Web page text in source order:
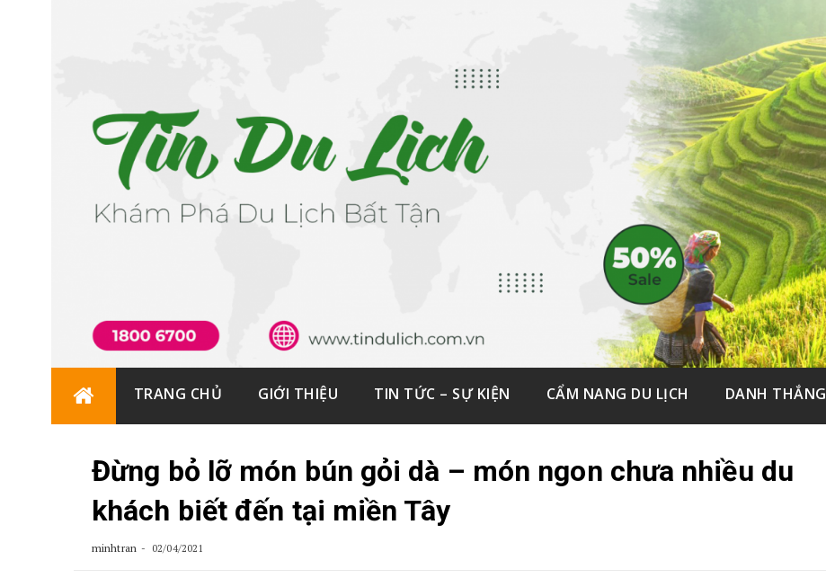
TRANG CHỦ GIỚI THIỆU TIN TỨC – SỰ KIỆN CẨM NANG DU LỊCH DANH THẮNG
Đừng bỏ lỡ món bún gỏi dà – món ngon chưa nhiều du
khách biết đến tại miền Tây
minhtran 02/04/2021